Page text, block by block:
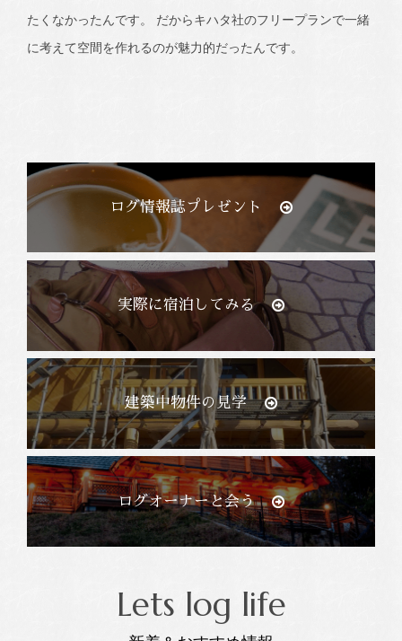
たくなかったんです。 だからキハタ社のフリープランで一緒
に考えて空間を作れるのが魅力的だったんです。
ログ情報誌プレゼント
実際に宿泊してみる
建築中物件の見学
ログオーナーと会う
Lets log life